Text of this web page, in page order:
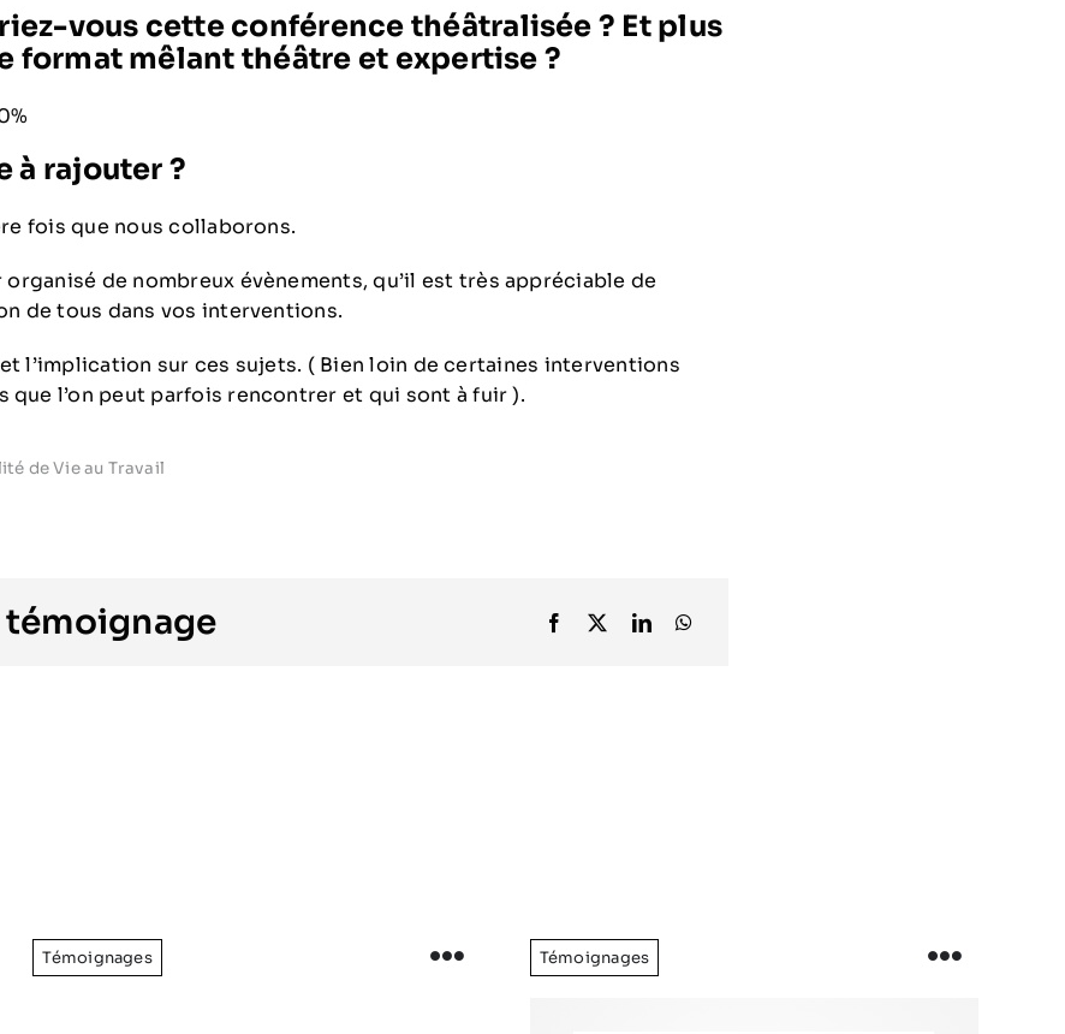
vous cette conférence théâtralisée ? Et plus
format mêlant théâtre et expertise ?
à rajouter ?
fois que nous collaborons.
de nombreux évènements, qu’il est très appréciable de
de tous dans vos interventions.
l’implication sur ces sujets. ( Bien loin de certaines interventions
que l’on peut parfois rencontrer et qui sont à fuir ).
de Vie au Travail
témoignage
Témoignages Témoignages